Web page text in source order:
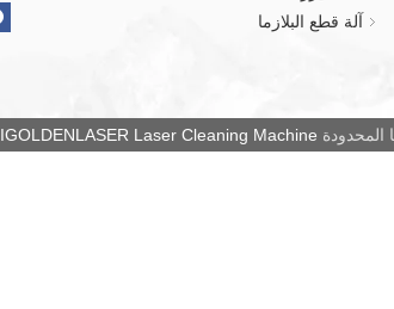
آلة قطع البلازما
IGOLDENLASER Laser Cleaning Machine